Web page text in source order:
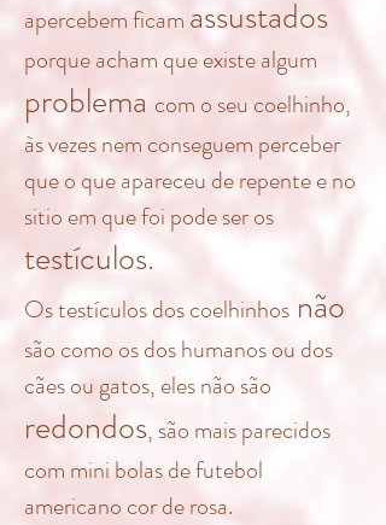
apercebem ficam assustados
porque acham que existe algum
problema com o seu coelhinho,
às vezes nem conseguem perceber
que o que apareceu de repente e no
sitio em que foi pode ser os
testículos.
Os testículos dos coelhinhos não
são como os dos humanos ou dos
cães ou gatos, eles não são
redondos, são mais parecidos
com mini bolas de futebol
americano cor de rosa.